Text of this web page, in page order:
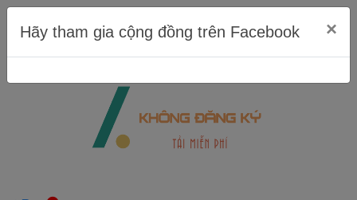
Hãy tham gia cộng đồng trên Facebook ×